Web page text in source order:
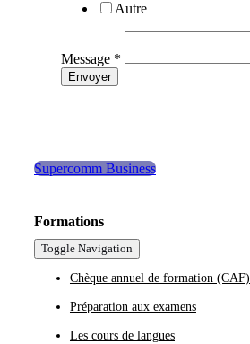
Autre
Message *
Envoyer
Supercomm Business
Formations
Toggle Navigation
Chèque annuel de formation (CAF)
Préparation aux examens
Les cours de langues